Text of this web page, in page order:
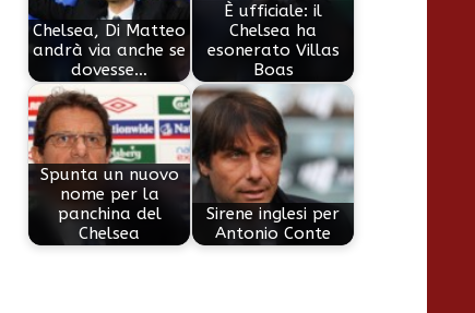
Chelsea, Di Matteo
andrà via anche se
dovesse…
È ufficiale: il
Chelsea ha
esonerato Villas
Boas
Spunta un nuovo
nome per la
panchina del
Chelsea
Sirene inglesi per
Antonio Conte